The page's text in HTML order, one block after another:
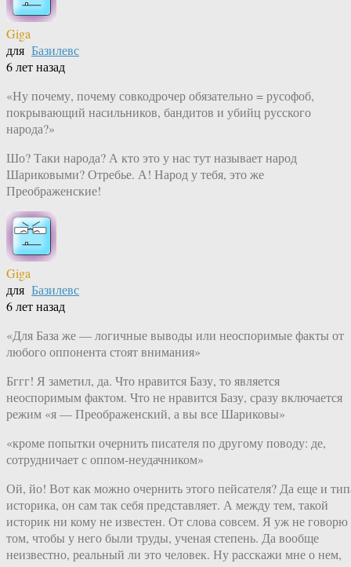
Giga
для Базилевс
6 лет назад
«Ну почему, почему совкодрочер обязательно = русофоб,
покрывающий насильников, бандитов и убийц русского
народа?»
Шо? Таки народа? А кто это у нас тут называет народ
Шариковыми? Отребье. А! Народ у тебя, это же
Преображенские!
Giga
для Базилевс
6 лет назад
«Для База же — логичные выводы или неоспоримые факты от
любого оппонента стоят внимания»
Бггг! Я заметил, да. Что нравится Базу, то является
неоспоримым фактом. Что не нравится Базу, сразу включается
режим «я — Преображенский, а вы все Шариковы»
«кроме попытки очернить писателя по другому поводу: де,
сотрудничает с оппом-неудачником»
Ой, йо! Вот как можно очернить этого пейсателя? Да еще и
историка, он сам так себя представляет. А между тем, такой
историк ни кому не известен. От слова совсем. Я уж не говорю
том, чтобы у него были труды, ученая степень. Да вообще
неизвестно, реальный ли это человек. Ну расскажи мне о нем,